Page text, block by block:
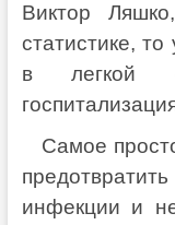
Виктор
статистике,
в легкой
Самое
инфекции и